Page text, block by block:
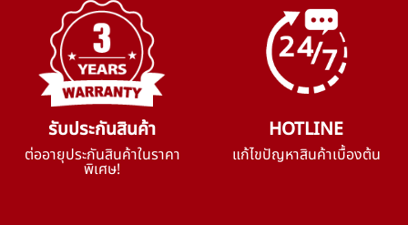
รับประกันสินค้า
ต่ออายุประกันสินค้าในราคา
พิเศษ!
HOTLINE
แก้ไขปัญหาสินค้าเบื้องต้น